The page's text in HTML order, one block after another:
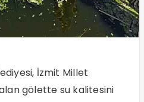
İzmit Millet
gölette su kalitesini